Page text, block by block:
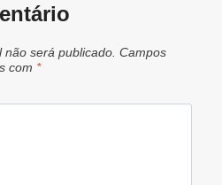
será publicado. Campos
com *